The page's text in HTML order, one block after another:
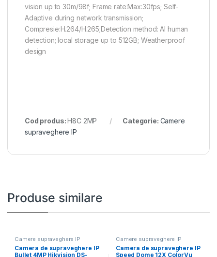
vision up to 30m/98f; Frame rate:Max:30fps; Self-
Adaptive during network transmission;
Compresie:H.264/H.265;Detection method: AI human
detection; local storage up to 512GB; Weatherproof
design
Cod produs:H8C 2MP Categorie: Camere
supraveghere IP
Produse similare
Camere supraveghere IP
Camera de supraveghere IP
Bullet 4MP Hikvision DS-
Camere supraveghere IP
Camera de supraveghere IP
Speed Dome 12X ColorVu